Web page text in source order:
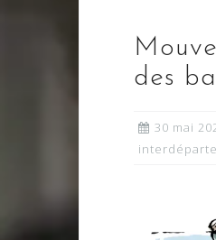
des
30 mai